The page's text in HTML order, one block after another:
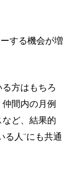
する機会が増
方はもちろ
間内の月例
ど、結果的
る人”にも共通